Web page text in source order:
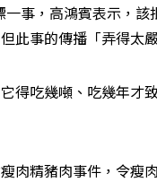
事，高鴻賓表示，該
此事的傳播「弄得太
它得吃幾噸、吃幾年才
肉精豬肉事件，令瘦